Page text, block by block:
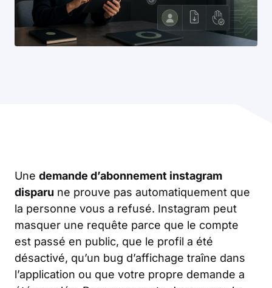
Une demande d’abonnement instagram
disparu ne prouve pas automatiquement que
la personne vous a refusé. Instagram peut
masquer une requête parce que le compte
est passé en public, que le profil a été
désactivé, qu’un bug d’affichage traîne dans
l’application ou que votre propre demande a